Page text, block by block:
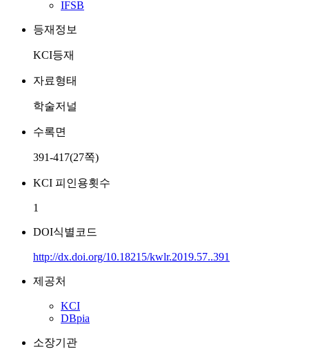
IFSB
등재정보
KCI등재
자료형태
학술저널
수록면
391-417(27쪽)
KCI 피인용횟수
1
DOI식별코드
http://dx.doi.org/10.18215/kwlr.2019.57..391
제공처
KCI
DBpia
소장기관